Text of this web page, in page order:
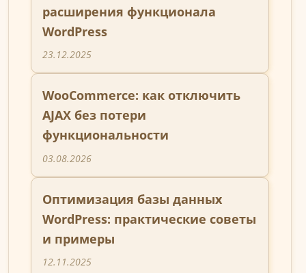
расширения функционала
WordPress
23.12.2025
WooCommerce: как отключить
AJAX без потери
функциональности
03.08.2026
Оптимизация базы данных
WordPress: практические советы
и примеры
12.11.2025